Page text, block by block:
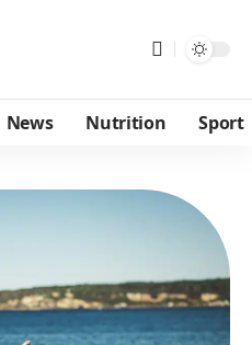
News Nutrition Sport